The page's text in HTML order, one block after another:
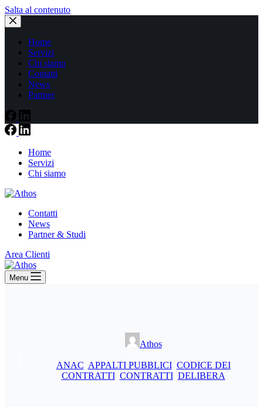
Salta al contenuto
Home
Servizi
Chi siamo
Contatti
News
Partner
Home
Servizi
Chi siamo
Contatti
News
Partner & Studi
Area Clienti
Menu
Athos
ANAC APPALTI PUBBLICI, CODICE DEI
CONTRATTI, CONTRATTI, DELIBERA